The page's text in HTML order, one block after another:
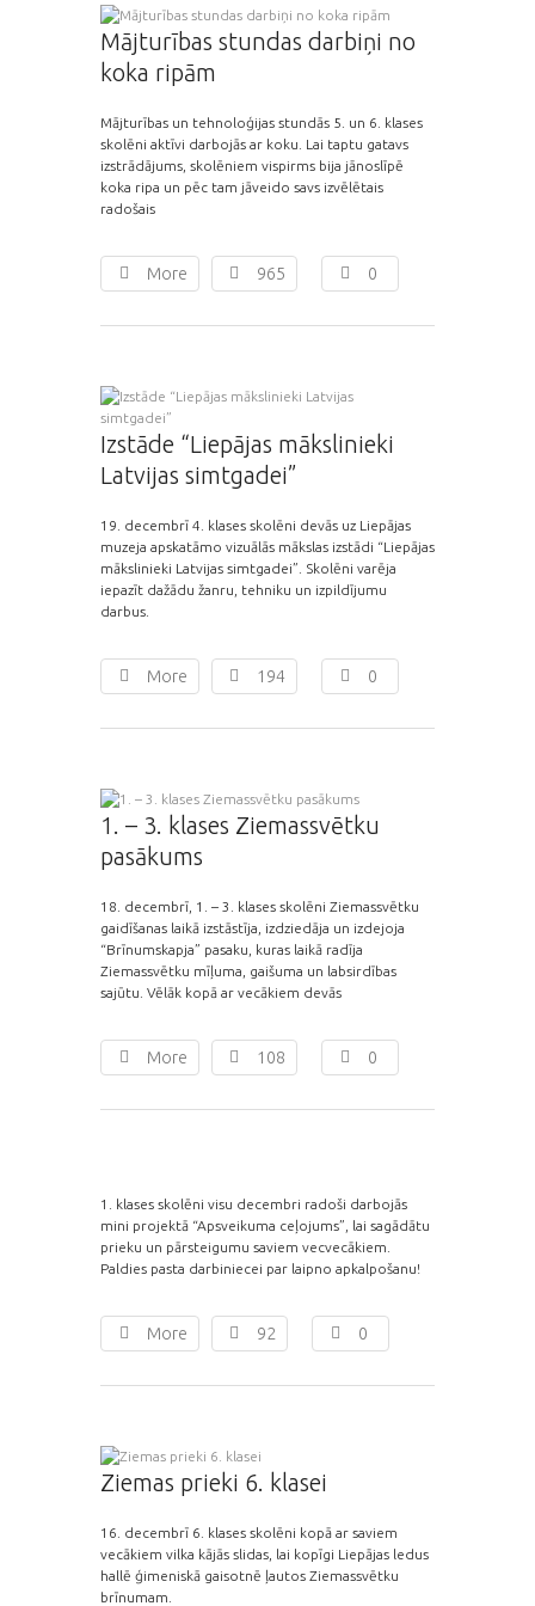
Mājturības stundas darbiņi no
koka ripām
Mājturības un tehnoloģijas stundās 5. un 6. klases
skolēni aktīvi darbojās ar koku. Lai taptu gatavs
izstrādājums, skolēniem vispirms bija jānoslīpē
koka ripa un pēc tam jāveido savs izvēlētais
radošais
More 965 0
Izstāde “Liepājas mākslinieki
Latvijas simtgadei”
19. decembrī 4. klases skolēni devās uz Liepājas
muzeja apskatāmo vizuālās mākslas izstādi “Liepājas
mākslinieki Latvijas simtgadei”. Skolēni varēja
iepazīt dažādu žanru, tehniku un izpildījumu
darbus.
More 194 0
1. – 3. klases Ziemassvētku
pasākums
18. decembrī, 1. – 3. klases skolēni Ziemassvētku
gaidīšanas laikā izstāstīja, izdziedāja un izdejoja
“Brīnumskapja” pasaku, kuras laikā radīja
Ziemassvētku mīļuma, gaišuma un labsirdības
sajūtu. Vēlāk kopā ar vecākiem devās
More 108 0
1. klases skolēni visu decembri radoši darbojās
mini projektā “Apsveikuma ceļojums”, lai sagādātu
prieku un pārsteigumu saviem vecvecākiem.
Paldies pasta darbiniecei par laipno apkalpošanu!
More 92 0
Ziemas prieki 6. klasei
16. decembrī 6. klases skolēni kopā ar saviem
vecākiem vilka kājās slidas, lai kopīgi Liepājas ledus
hallē ģimeniskā gaisotnē ļautos Ziemassvētku
brīnumam.